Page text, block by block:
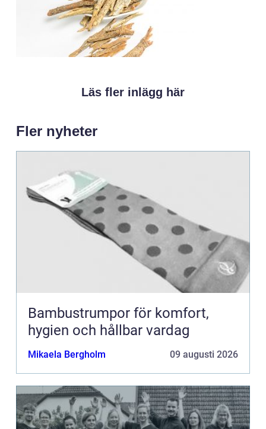
Läs fler inlägg här
Fler nyheter
Bambustrumpor för komfort,
hygien och hållbar vardag
Mikaela Bergholm 09 augusti 2026